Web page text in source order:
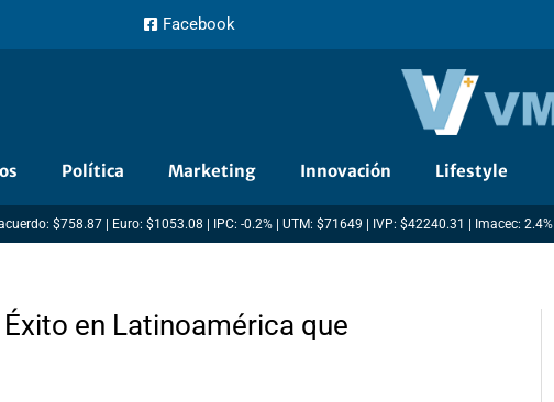
Facebook
Política Marketing Innovación Lifestyle
$758.87 | Euro: $1053.08 | IPC: -0.2% | UTM: $71649 | IVP: $42240.31 | Imacec: 2.4%
en Latinoamérica que